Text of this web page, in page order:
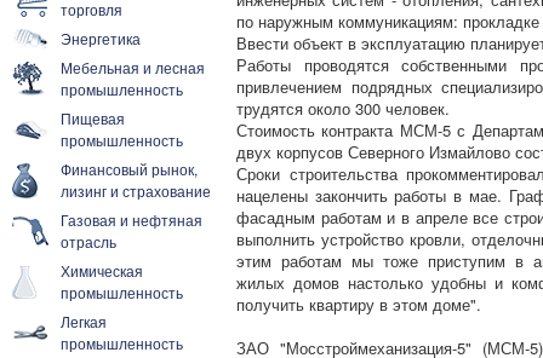
торговля
Энергетика
Мебельная и лесная
промышленность
Пищевая
промышленность
Финансовый рынок,
лизинг и страхование
Газовая и нефтяная
отрасль
Химическая
промышленность
Легкая
промышленность
по наружным коммуникациям:
Ввести объект в эксплуатацию
Работы проводятся собственными
привлечением подрядных
трудятся около 300 человек.
Стоимость контракта МСМ-5 с
двух корпусов Северного Измайлово
Сроки строительства
нацелены закончить работы в мае.
фасадным работам и в апреле все
выполнить устройство кровли,
этим работам мы тоже приступим в
жилых домов настолько удобны и
получить квартиру в этом доме".
ЗАО "Мосстроймеханизация-5" (МСМ-